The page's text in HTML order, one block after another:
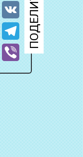
Odnoklassniki
VK
Telegram
Viber